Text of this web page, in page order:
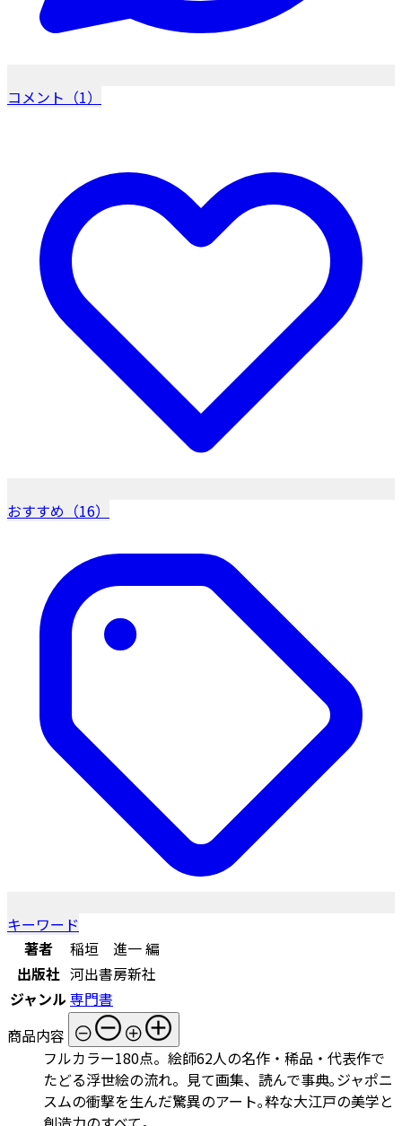
コメント（1）
おすすめ（16）
キーワード
著者
稲垣 進一 編
出版社 河出書房新社
ジャンル専門書
商品内容
フルカラー180点。絵師62人の名作・稀品・代表作で
たどる浮世絵の流れ。見て画集、読んで事典｡ジャポニ
スムの衝撃を生んだ驚異のアート｡粋な大江戸の美学と